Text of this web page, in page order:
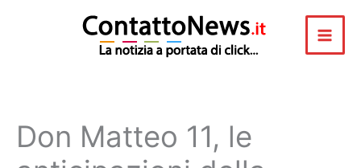
Don Matteo 11, le